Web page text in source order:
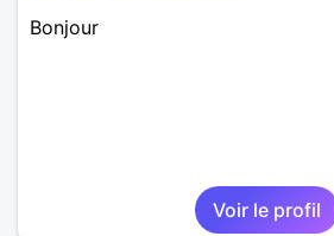
Bonjour
Voir le profil